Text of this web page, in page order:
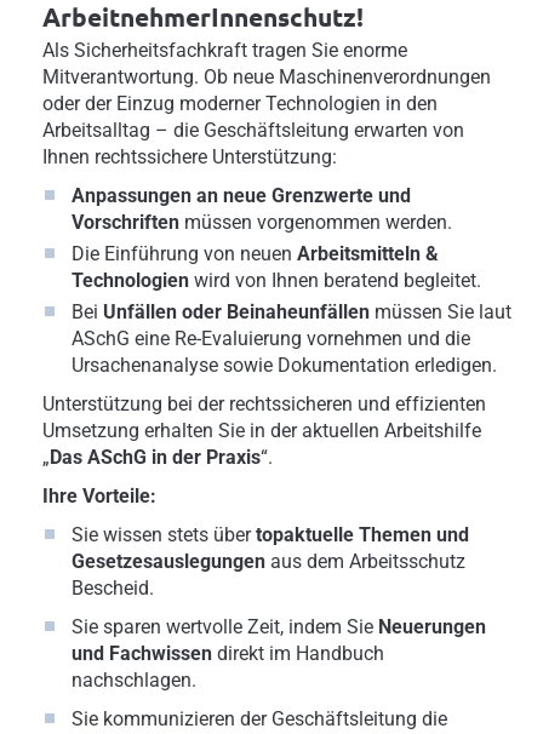
ArbeitnehmerInnenschutz!
Als Sicherheitsfachkraft tragen Sie enorme
Mitverantwortung. Ob neue Maschinenverordnungen
oder der Einzug moderner Technologien in den
Arbeitsalltag – die Geschäftsleitung erwarten von
Ihnen rechtssichere Unterstützung:
Anpassungen an neue Grenzwerte und
Vorschriften müssen vorgenommen werden.
Die Einführung von neuen Arbeitsmitteln &
Technologien wird von Ihnen beratend begleitet.
Bei Unfällen oder Beinaheunfällen müssen Sie laut
ASchG eine Re-Evaluierung vornehmen und die
Ursachenanalyse sowie Dokumentation erledigen.
Unterstützung bei der rechtssicheren und effizienten
Umsetzung erhalten Sie in der aktuellen Arbeitshilfe
„Das ASchG in der Praxis“.
Ihre Vorteile:
Sie wissen stets übertopaktuelle Themen und
Gesetzesauslegungen aus dem Arbeitsschutz
Bescheid.
Sie sparen wertvolle Zeit, indem Sie Neuerungen
und Fachwissen direkt im Handbuch
nachschlagen.
Sie kommunizieren der Geschäftsleitung die